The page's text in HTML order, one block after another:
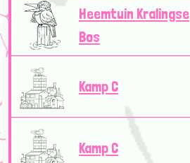
Heemtuin Kralingse
Bos
Kamp C
Kamp C